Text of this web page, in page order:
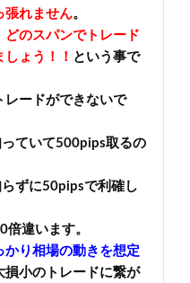
張れません。
どのスパンでトレード
ょう！！ という事で
レードができないで
ていて500pips取るの
ずに50pipsで利確し
違います。
かり相場の動きを想定
損小のトレードに繋が